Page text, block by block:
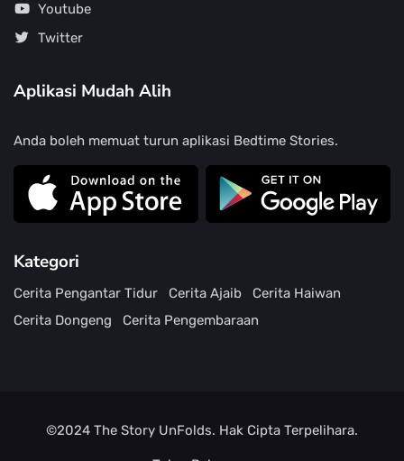
Youtube
Twitter
Aplikasi Mudah Alih
Anda boleh memuat turun aplikasi Bedtime Stories.
Kategori
Cerita Pengantar Tidur Cerita Ajaib
Cerita Haiwan
Cerita Dongeng
Cerita Pengembaraan
©2024 The Story UnFolds. Hak Cipta Terpelihara.